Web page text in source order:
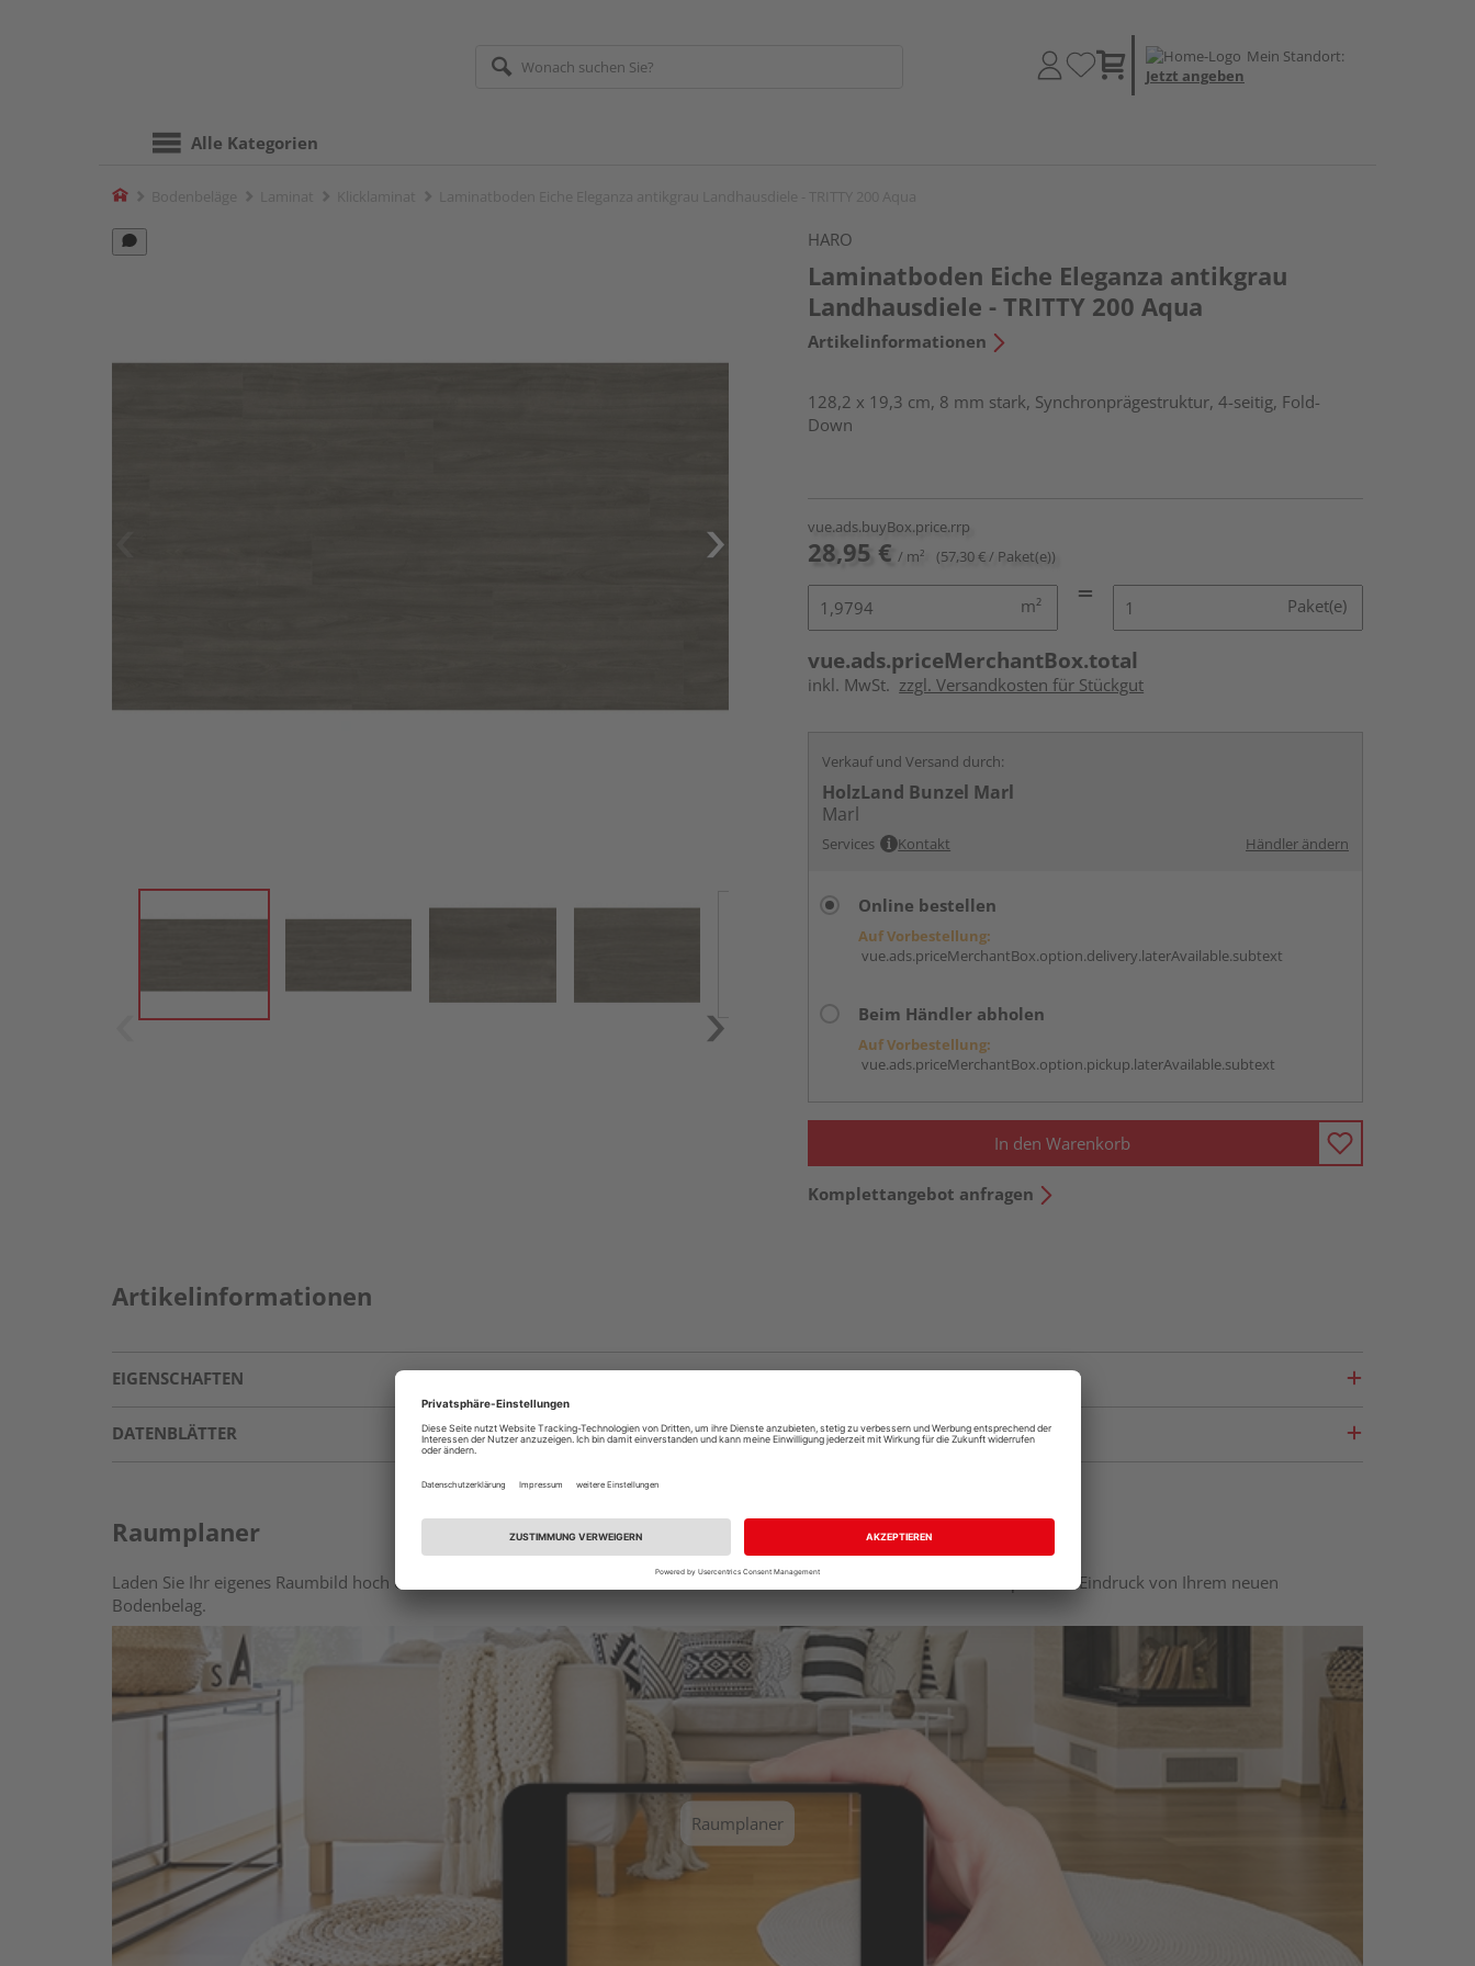
Mein Standort:
Jetzt angeben
Alle Kategorien
Home
HARO
Laminatboden Eiche Eleganza antikgrau
Landhausdiele - TRITTY 200 Aqua
Artikelinformationen
128,2 x 19,3 cm, 8 mm stark, Synchronprägestruktur, 4-seitig, Fold-
Down
vue.ads.buyBox.price.rrp
28,95 € / m² (57,30 € / Paket(e))
m² Paket(e)
vue.ads.priceMerchantBox.total
inkl. MwSt. zzgl. Versandkosten für Stückgut
Verkauf und Versand durch:
HolzLand Bunzel Marl
Marl
Services Kontakt Händler ändern
Online bestellen
Auf Vorbestellung:
vue.ads.priceMerchantBox.option.delivery.laterAvailable.subtext
Beim Händler abholen
Auf Vorbestellung:
vue.ads.priceMerchantBox.option.pickup.laterAvailable.subtext
In den Warenkorb
Komplettangebot anfragen
Artikelinformationen
EIGENSCHAFTEN
DATENBLÄTTER
Raumplaner
Laden Sie Ihr eigenes Raumbild hoch oder wählen Sie einen unserer vordefinierten Räume aus und erhalten Sie einen optischen Eindruck von Ihrem neuen
Bodenbelag.
Raumplaner